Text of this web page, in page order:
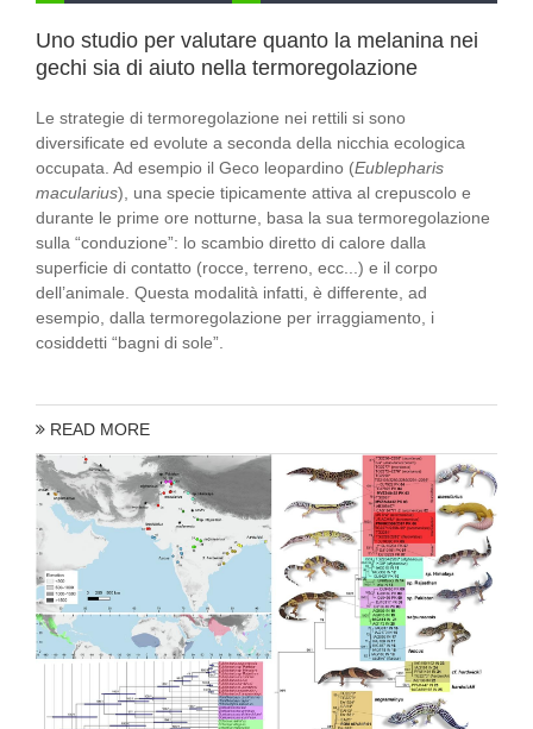
Uno studio per valutare quanto la melanina nei
gechi sia di aiuto nella termoregolazione
Le strategie di termoregolazione nei rettili si sono
diversificate ed evolute a seconda della nicchia ecologica
occupata. Ad esempio il Geco leopardino (Eublepharis
macularius), una specie tipicamente attiva al crepuscolo e
durante le prime ore notturne, basa la sua termoregolazione
sulla “conduzione”: lo scambio diretto di calore dalla
superficie di contatto (rocce, terreno, ecc...) e il corpo
dell’animale. Questa modalità infatti, è differente, ad
esempio, dalla termoregolazione per irraggiamento, i
cosiddetti “bagni di sole”.
READ MORE